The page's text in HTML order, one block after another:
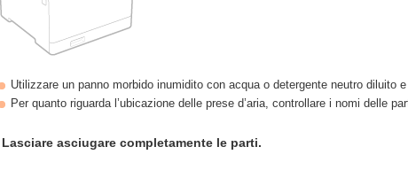
Utilizzare un panno morbido inumidito con acqua o detergente neutro diluito
Per quanto riguarda l’ubicazione delle prese d’aria, controllare i nomi delle
Lasciare asciugare completamente le parti.